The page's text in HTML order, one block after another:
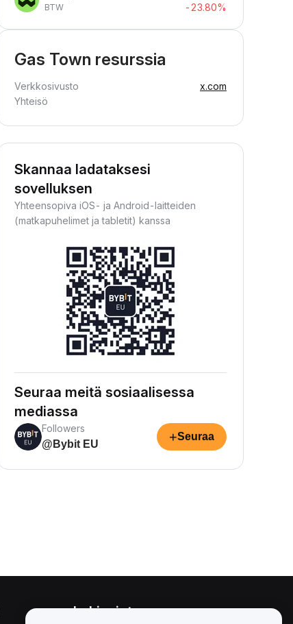
BTW
-23.80%
Gas Town resurssia
Verkkosivusto
x.com
Yhteisö
Skannaa ladataksesi
sovelluksen
Yhteensopiva iOS- ja Android-laitteiden
(matkapuhelimet ja tabletit) kanssa
Seuraa meitä sosiaalisessa
mediassa
Followers
@Bybit EU
+Seuraa
Lakiasiat